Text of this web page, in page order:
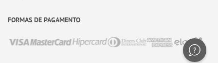
FORMAS DE PAGAMENTO